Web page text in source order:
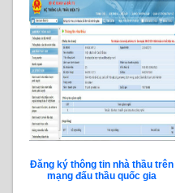
Đăng ký thông tin nhà thầu trên
mạng đấu thầu quốc gia